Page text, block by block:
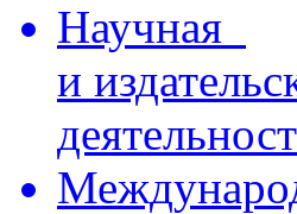
Научная
и